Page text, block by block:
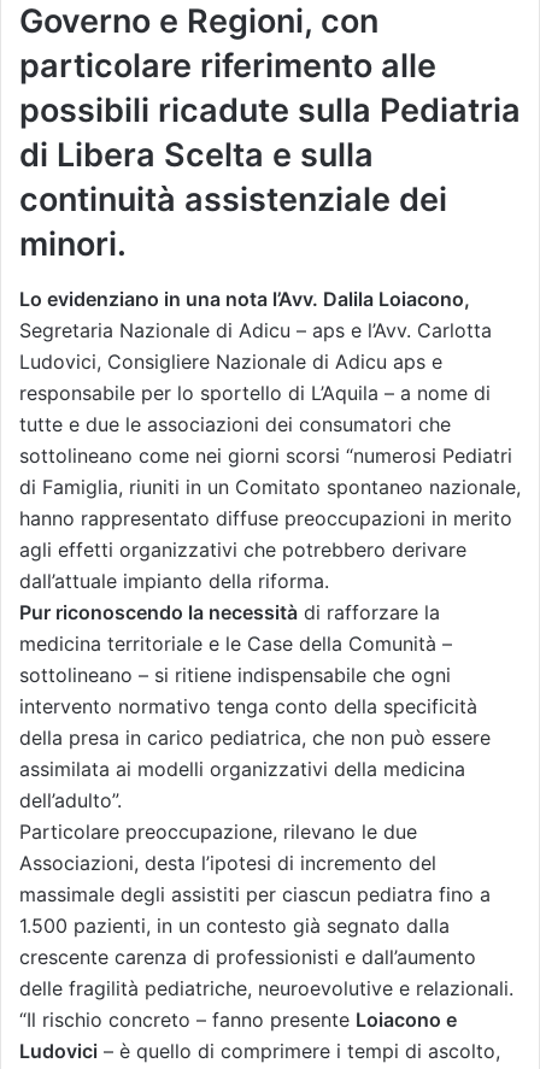
Governo e Regioni, con
particolare riferimento alle
possibili ricadute sulla Pediatria
di Libera Scelta e sulla
continuità assistenziale dei
minori.
Lo evidenziano in una nota l’Avv. Dalila Loiacono,
Segretaria Nazionale di Adicu – aps e l’Avv. Carlotta
Ludovici, Consigliere Nazionale di Adicu aps e
responsabile per lo sportello di L’Aquila – a nome di
tutte e due le associazioni dei consumatori che
sottolineano come nei giorni scorsi “numerosi Pediatri
di Famiglia, riuniti in un Comitato spontaneo nazionale,
hanno rappresentato diffuse preoccupazioni in merito
agli effetti organizzativi che potrebbero derivare
dall’attuale impianto della riforma.
Pur riconoscendo la necessità di rafforzare la
medicina territoriale e le Case della Comunità –
sottolineano – si ritiene indispensabile che ogni
intervento normativo tenga conto della specificità
della presa in carico pediatrica, che non può essere
assimilata ai modelli organizzativi della medicina
dell’adulto”.
Particolare preoccupazione, rilevano le due
Associazioni, desta l’ipotesi di incremento del
massimale degli assistiti per ciascun pediatra fino a
1.500 pazienti, in un contesto già segnato dalla
crescente carenza di professionisti e dall’aumento
delle fragilità pediatriche, neuroevolutive e relazionali.
“Il rischio concreto – fanno presente Loiacono e
Ludovici – è quello di comprimere i tempi di ascolto,